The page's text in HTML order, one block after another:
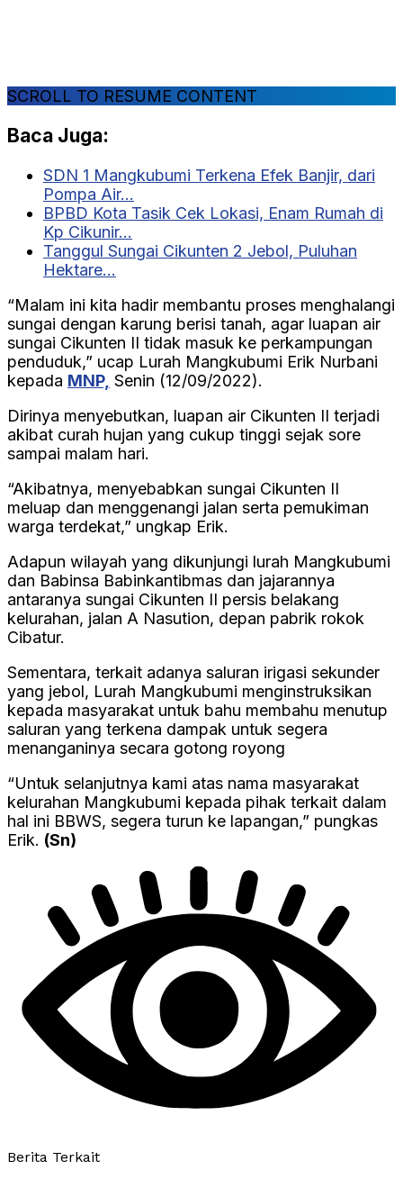
SCROLL TO RESUME CONTENT
Baca Juga:
SDN 1 Mangkubumi Terkena Efek Banjir, dari
Pompa Air…
BPBD Kota Tasik Cek Lokasi, Enam Rumah di
Kp Cikunir…
Tanggul Sungai Cikunten 2 Jebol, Puluhan
Hektare…
“Malam ini kita hadir membantu proses menghalangi
sungai dengan karung berisi tanah, agar luapan air
sungai Cikunten II tidak masuk ke perkampungan
penduduk,” ucap Lurah Mangkubumi Erik Nurbani
kepada MNP, Senin (12/09/2022).
Dirinya menyebutkan, luapan air Cikunten II terjadi
akibat curah hujan yang cukup tinggi sejak sore
sampai malam hari.
“Akibatnya, menyebabkan sungai Cikunten II
meluap dan menggenangi jalan serta pemukiman
warga terdekat,” ungkap Erik.
Adapun wilayah yang dikunjungi lurah Mangkubumi
dan Babinsa Babinkantibmas dan jajarannya
antaranya sungai Cikunten II persis belakang
kelurahan, jalan A Nasution, depan pabrik rokok
Cibatur.
Sementara, terkait adanya saluran irigasi sekunder
yang jebol, Lurah Mangkubumi menginstruksikan
kepada masyarakat untuk bahu membahu menutup
saluran yang terkena dampak untuk segera
menanganinya secara gotong royong
“Untuk selanjutnya kami atas nama masyarakat
kelurahan Mangkubumi kepada pihak terkait dalam
hal ini BBWS, segera turun ke lapangan,” pungkas
Erik. (Sn)
Berita Terkait